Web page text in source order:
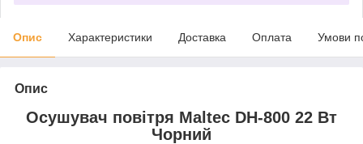
Опис Характеристики Доставка Оплата Умови
Опис
Осушувач повітря Maltec DH-800 22 Вт
Чорний